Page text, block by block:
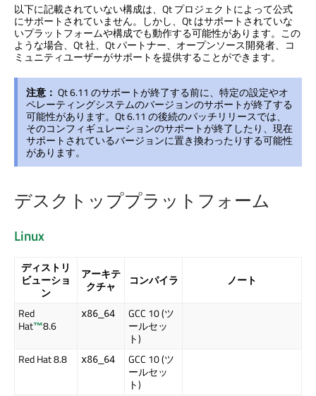
以下に記載されていない構成は、Qt プロジェクトによって公式
にサポートされていません。しかし、Qt はサポートされていな
いプラットフォームや構成でも動作する可能性があります。この
ような場合、Qt 社、Qt パートナー、オープンソース開発者、コ
ミュニティユーザーがサポートを提供することができます。
注意： Qt 6.11 のサポートが終了する前に、特定の設定やオ
ペレーティングシステムのバージョンのサポートが終了する
可能性があります。Qt 6.11 の後続のパッチリリースでは、
そのコンフィギュレーションのサポートが終了したり、現在
サポートされているバージョンに置き換わったりする可能性
があります。
デスクトッププラットフォーム
Linux
ディストリ
ビューショ
ン
アーキテ
クチャ
コンパイラ ノート
Red
Hat™8.6
x86_64
GCC 10 (ツ
ールセッ
ト)
Red Hat8.8 x86_64
GCC 10 (ツ
ールセッ
ト)